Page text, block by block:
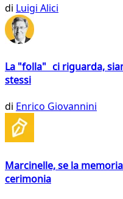
di Luigi Alici
La "folla" ci riguarda,
stessi
di Enrico Giovannini
Marcinelle, se la
cerimonia